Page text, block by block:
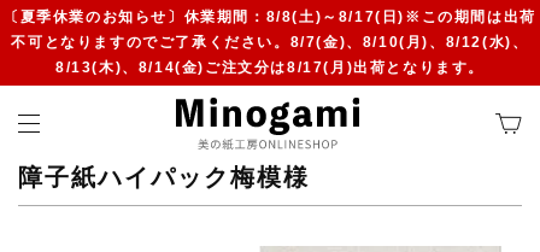
〔夏季休業のお知らせ〕休業期間：8/8(土)～8/17(日)※この期間は出荷
不可となりますのでご了承ください。8/7(金)、8/10(月)、8/12(水)、
8/13(木)、8/14(金)ご注文分は8/17(月)出荷となります。
障子紙ハイパック梅模様